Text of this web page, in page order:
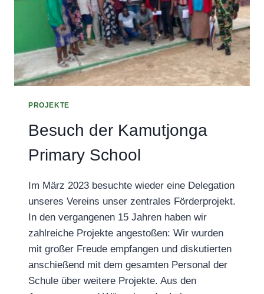
PROJEKTE
Besuch der Kamutjonga
Primary School
Im März 2023 besuchte wieder eine Delegation
unseres Vereins unser zentrales Förderprojekt.
In den vergangenen 15 Jahren haben wir
zahlreiche Projekte angestoßen: Wir wurden
mit großer Freude empfangen und diskutierten
anschießend mit dem gesamten Personal der
Schule über weitere Projekte. Aus den